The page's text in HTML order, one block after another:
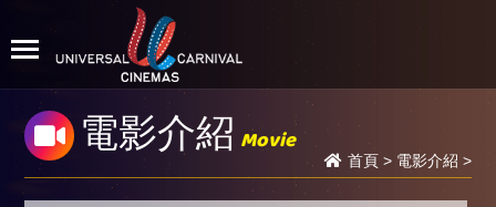
電影介紹 Movie
首頁> 電影介紹 >